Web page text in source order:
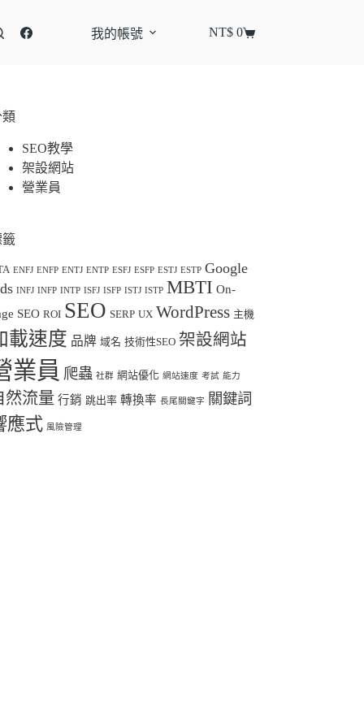
我的帳號 NT$ 0
SEO教學
架設網站
營業員
籤
ENFJ ENFP ENTJ ENTP ESFJ ESFP ESTJ ESTP Google
INFJ INFP INTP ISFJ ISFP ISTJ ISTP MBTI On-
SEO ROI SEO SERP UX WordPress 主機
載速度 品牌 域名 技術性SEO 架設網站
業員 爬蟲 社群 網站優化 網站速度 考試 能力
然流量 行銷 跳出率 轉換率 長尾關鍵字 關鍵詞
應式 風險管理